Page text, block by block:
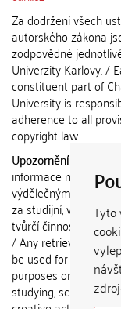
Za dodržení všech
autorského zákona
zodpovědné
Univerzity Karlovy. /
constituent part of
University is
adherence to all
copyright law.
Upozornění / Notice:
informace nemohou
výdělečným účelům
za studijní, vědeckou
tvůrčí činnost jiné
/ Any retrieved
be used for any
purposes or claimed
studying, scientific or